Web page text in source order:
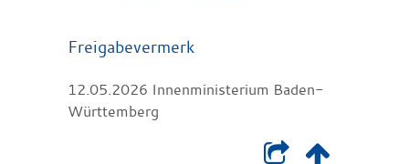
Freigabevermerk
12.05.2026 Innenministerium Baden-
Württemberg